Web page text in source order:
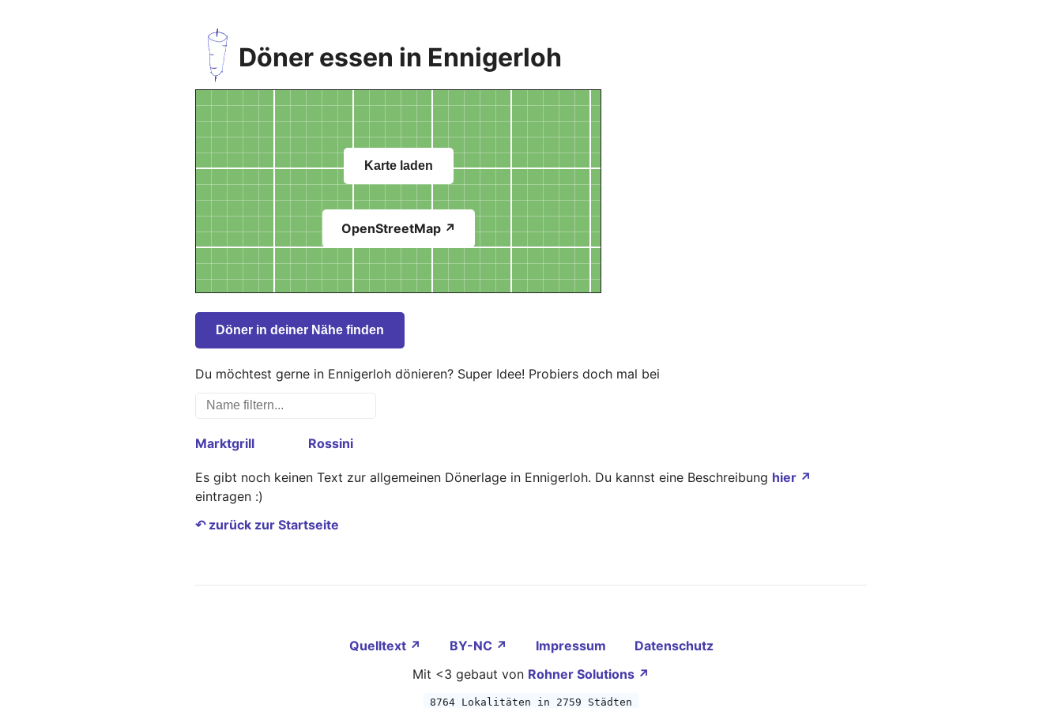
Döner essen in Ennigerloh
Karte laden
OpenStreetMap ↗
Döner in deiner Nähe finden
Du möchtest gerne in Ennigerloh dönieren? Super Idee! Probiers doch mal bei
Marktgrill Rossini
Es gibt noch keinen Text zur allgemeinen Dönerlage in Ennigerloh. Du kannst eine Beschreibung hier ↗
eintragen :)
↶ zurück zur Startseite
Quelltext ↗ BY-NC ↗ Impressum
Datenschutz
Mit <3 gebaut von Rohner Solutions ↗
8764 Lokalitäten in 2759 Städten